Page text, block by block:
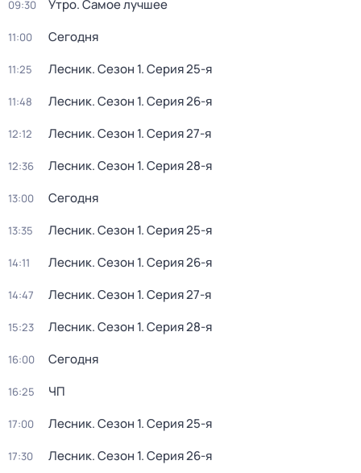
09:30 Утро. Самое лучшее
11:00 Сегодня
11:25 Лесник. Сезон 1. Серия 25-я
11:48 Лесник. Сезон 1. Серия 26-я
12:12 Лесник. Сезон 1. Серия 27-я
12:36 Лесник. Сезон 1. Серия 28-я
13:00 Сегодня
13:35 Лесник. Сезон 1. Серия 25-я
14:11 Лесник. Сезон 1. Серия 26-я
14:47 Лесник. Сезон 1. Серия 27-я
15:23 Лесник. Сезон 1. Серия 28-я
16:00 Сегодня
16:25 ЧП
17:00 Лесник. Сезон 1. Серия 25-я
17:30 Лесник. Сезон 1. Серия 26-я